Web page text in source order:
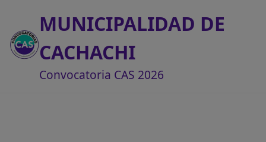
MUNICIPALIDAD DE
CACHACHI
Convocatoria CAS 2026